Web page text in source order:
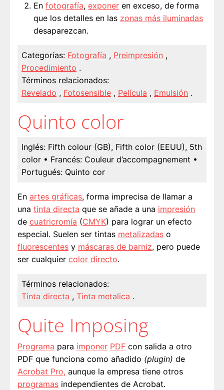
En fotografía, exponer en exceso, de forma
que los detalles en las zonas más iluminadas
desaparezcan.
Categorías: Fotografía , Preimpresión ,
Procedimiento .
Términos relacionados:
Revelado , Fotosensible , Película , Emulsión .
Quinto color
Inglés: Fifth colour (GB), Fifth color (EEUU), 5th
color • Francés: Couleur d’accompagnement •
Portugués: Quinto cor
En artes gráficas, forma imprecisa de llamar a
una tinta directa que se añade a una impresión
de cuatricromía (CMYK) para lograr un efecto
especial. Suelen ser tintas metalizadas o
fluorescentes y máscaras de barniz, pero puede
ser cualquier color directo.
Términos relacionados:
Tinta directa , Tinta metalica .
Quite Imposing
Programa para imponer PDF con salida a otro
PDF que funciona como añadido (plugin) de
Acrobat Pro, aunque la empresa tiene otros
programas independientes de Acrobat.